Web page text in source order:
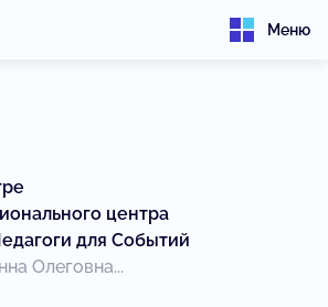
Меню
центра
для Событий
Олеговна...